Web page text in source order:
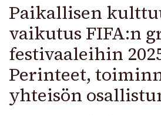
Paikallisen
vaikutus FIFA:n
festivaaleihin
Perinteet,
yhteisön